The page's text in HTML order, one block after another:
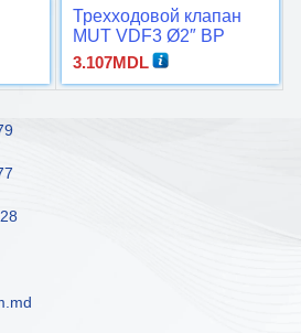
Трехходовой клапан
MUT VDF3 Ø2″ ВР
3.107MDL